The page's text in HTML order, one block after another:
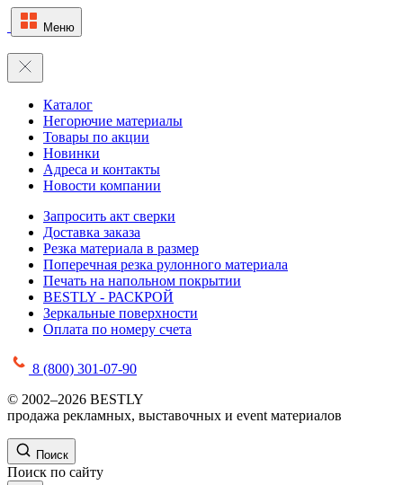
Меню
Каталог
Негорючие материалы
Товары по акции
Новинки
Адреса и контакты
Новости компании
Запросить акт сверки
Доставка заказа
Резка материала в размер
Поперечная резка рулонного материала
Печать на напольном покрытии
BESTLY - РАСКРОЙ
Зеркальные поверхности
Оплата по номеру счета
8 (800) 301-07-90
© 2002–2026 BESTLY
продажа рекламных, выставочных и event материалов
Поиск
Поиск по сайту